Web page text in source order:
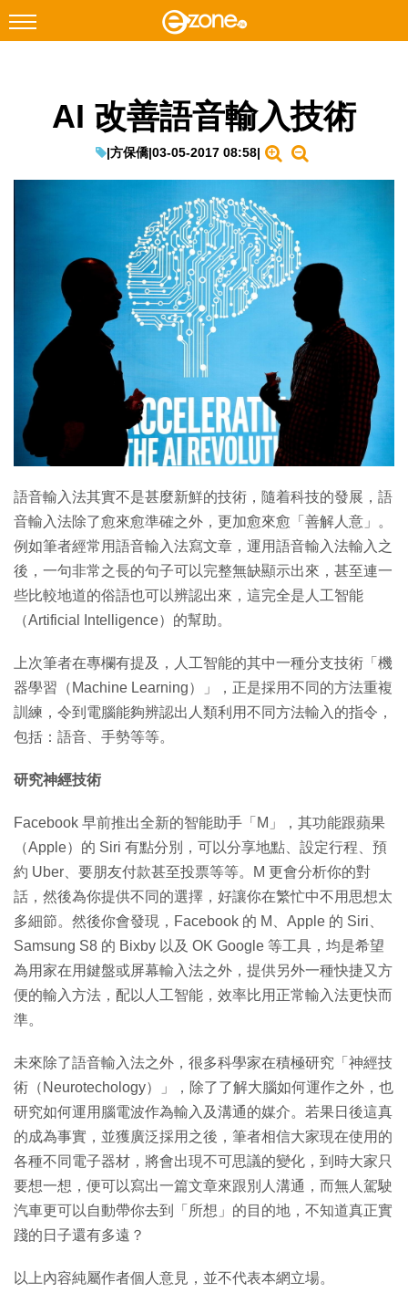
Facebook Instagram
網絡生活
EduTech
IT Times
生成式AI與雲端應用
Enterprise Digital Transformation
特集
AI 改善語音輸入技術
|方保僑|03-05-2017 08:58|
語音輸入法其實不是甚麼新鮮的技術，隨着科技的發展，語
音輸入法除了愈來愈準確之外，更加愈來愈「善解人意」。
例如筆者經常用語音輸入法寫文章，運用語音輸入法輸入之
後，一句非常之長的句子可以完整無缺顯示出來，甚至連一
些比較地道的俗語也可以辨認出來，這完全是人工智能
（Artificial Intelligence）的幫助。
上次筆者在專欄有提及，人工智能的其中一種分支技術「機
器學習（Machine Learning）」，正是採用不同的方法重複
訓練，令到電腦能夠辨認出人類利用不同方法輸入的指令，
包括：語音、手勢等等。
研究神經技術
Facebook 早前推出全新的智能助手「M」，其功能跟蘋果
（Apple）的 Siri 有點分別，可以分享地點、設定行程、預
約 Uber、要朋友付款甚至投票等等。M 更會分析你的對
話，然後為你提供不同的選擇，好讓你在繁忙中不用思想太
多細節。然後你會發現，Facebook 的 M、Apple 的 Siri、
Samsung S8 的 Bixby 以及 OK Google 等工具，均是希望
為用家在用鍵盤或屏幕輸入法之外，提供另外一種快捷又方
便的輸入方法，配以人工智能，效率比用正常輸入法更快而
準。
未來除了語音輸入法之外，很多科學家在積極研究「神經技
術（Neurotechology）」，除了了解大腦如何運作之外，也
研究如何運用腦電波作為輸入及溝通的媒介。若果日後這真
的成為事實，並獲廣泛採用之後，筆者相信大家現在使用的
各種不同電子器材，將會出現不可思議的變化，到時大家只
要想一想，便可以寫出一篇文章來跟別人溝通，而無人駕駛
汽車更可以自動帶你去到「所想」的目的地，不知道真正實
踐的日子還有多遠？
以上內容純屬作者個人意見，並不代表本網立場。